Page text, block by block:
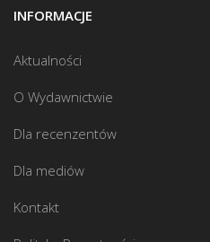
INFORMACJE
Aktualności
O Wydawnictwie
Dla recenzentów
Dla mediów
Kontakt